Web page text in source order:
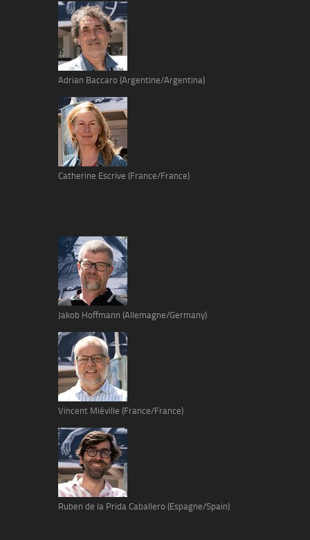
Adrian Baccaro (Argentine/Argentina)
Catherine Escrive (France/France)
Jakob Hoffmann (Allemagne/Germany)
Vincent Miéville (France/France)
Ruben de la Prida Caballero (Espagne/Spain)